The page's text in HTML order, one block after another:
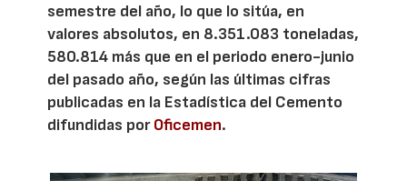
semestre del año, lo que lo sitúa, en
valores absolutos, en 8.351.083 toneladas,
580.814 más que en el periodo enero-junio
del pasado año, según las últimas cifras
publicadas en la Estadística del Cemento
difundidas porOficemen.